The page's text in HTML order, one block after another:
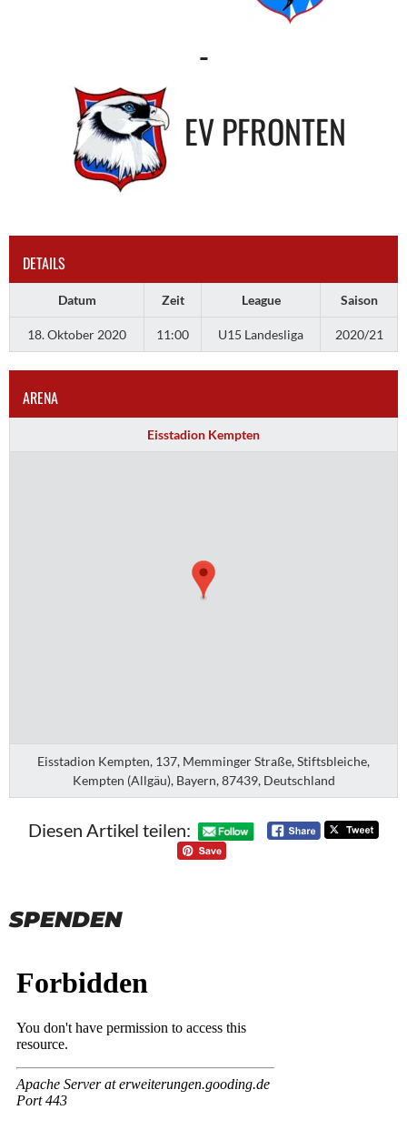
-
EV PFRONTEN
DETAILS
Datum Zeit League Saison
18. Oktober 2020 11:00 U15 Landesliga 2020/21
ARENA
Eisstadion Kempten
Eisstadion Kempten, 137, Memminger Straße, Stiftsbleiche,
Kempten (Allgäu), Bayern, 87439, Deutschland
Diesen Artikel teilen:
SPENDEN